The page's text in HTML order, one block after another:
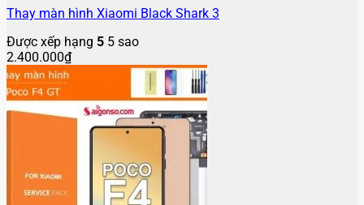
Thay màn hình Xiaomi Black Shark 3
Được xếp hạng 5 5 sao
2.400.000₫